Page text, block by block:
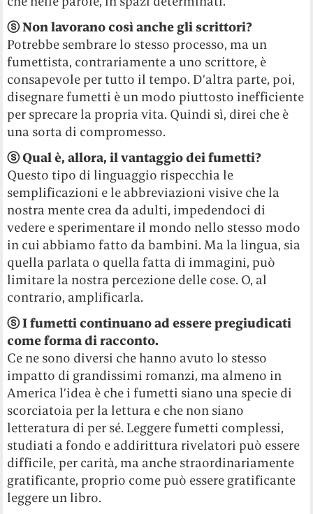
ⓢNon lavorano così anche gli scrittori?
Potrebbe sembrare lo stesso processo, ma un
fumettista, contrariamente a uno scrittore, è
consapevole per tutto il tempo. D’altra parte, poi,
disegnare fumetti è un modo piuttosto inefficiente
per sprecare la propria vita. Quindi sì, direi che è
una sorta di compromesso.
ⓢQual è, allora, il vantaggio dei fumetti?
Questo tipo di linguaggio rispecchia le
semplificazioni e le abbreviazioni visive che la
nostra mente crea da adulti, impedendoci di
vedere e sperimentare il mondo nello stesso modo
in cui abbiamo fatto da bambini. Ma la lingua, sia
quella parlata o quella fatta di immagini, può
limitare la nostra percezione delle cose. O, al
contrario, amplificarla.
ⓢI fumetti continuano ad essere pregiudicati
come forma di racconto.
Ce ne sono diversi che hanno avuto lo stesso
impatto di grandissimi romanzi, ma almeno in
America l’idea è che i fumetti siano una specie di
scorciatoia per la lettura e che non siano
letteratura di per sé. Leggere fumetti complessi,
studiati a fondo e addirittura rivelatori può essere
difficile, per carità, ma anche straordinariamente
gratificante, proprio come può essere gratificante
leggere un libro.